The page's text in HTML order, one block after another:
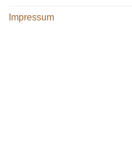
Impressum